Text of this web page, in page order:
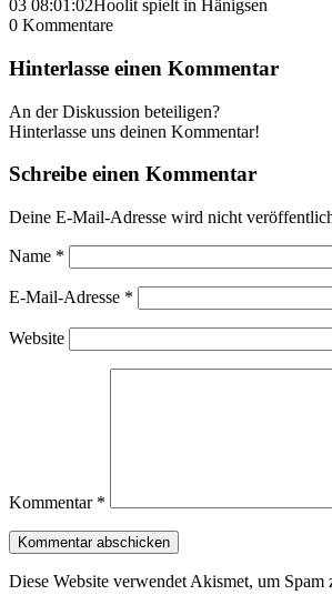
03 08:01:02Hoolit spielt in Hänigsen
0 Kommentare
Hinterlasse einen Kommentar
An der Diskussion beteiligen?
Hinterlasse uns deinen Kommentar!
Schreibe einen Kommentar
Deine E-Mail-Adresse wird nicht
Name *
E-Mail-Adresse *
Website
Kommentar *
Diese Website verwendet Akismet, um Spam